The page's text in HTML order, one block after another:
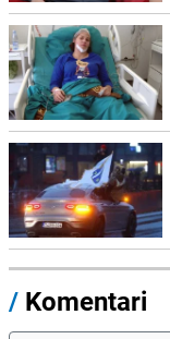
/ Komentari